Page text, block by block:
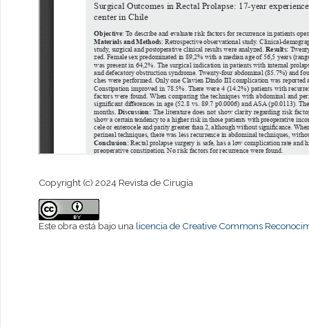
Copyright (c) 2024 Revista de Cirugía
Este obra está bajo una licencia de Creative Commons